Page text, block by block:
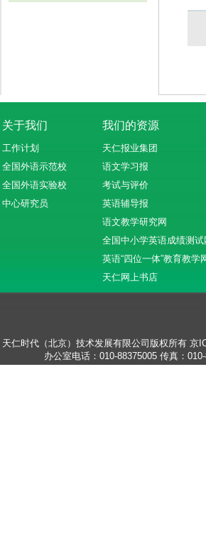
关于我们 我们的资源
工作计划
全国外语示范校
全国外语实验校
中心研究员
天仁报业集团
语文学习报
考试与评价
英语辅导报
语文教学研究网
全国中小学英语成绩测试
英语“四位一体”教育教学
天仁网上书店
天仁时代（北京）技术发展有限公司版权所有 京
办公室电话：010-88375005 传真：